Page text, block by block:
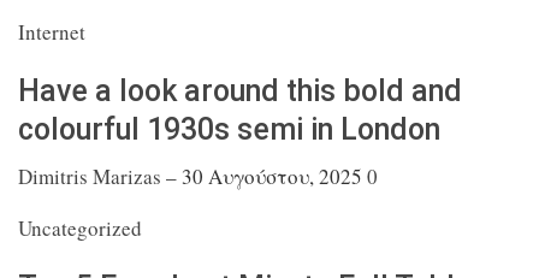
Internet
Have a look around this bold and
colourful 1930s semi in London
Dimitris Marizas – 30 Αυγούστου, 2025 0
Uncategorized